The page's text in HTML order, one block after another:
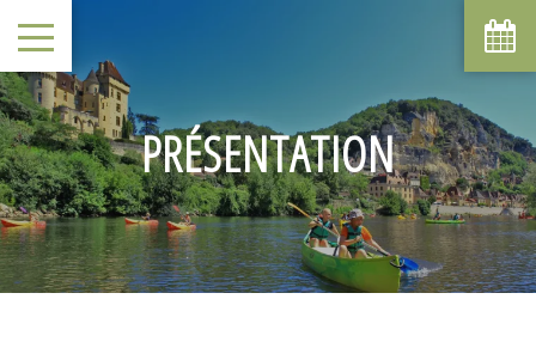
PRÉSENTATION